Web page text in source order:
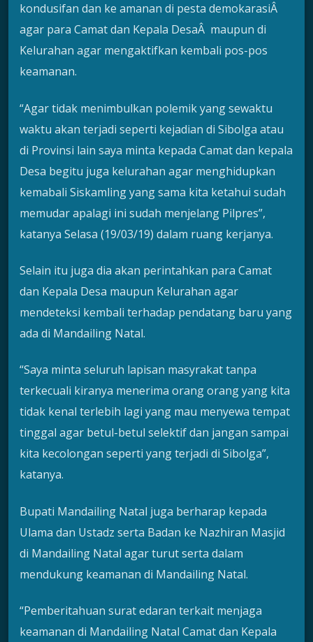
kondusifan dan ke amanan di pesta demokarasiÂ
agar para Camat dan Kepala DesaÂ maupun di
Kelurahan agar mengaktifkan kembali pos-pos
keamanan.
“Agar tidak menimbulkan polemik yang sewaktu
waktu akan terjadi seperti kejadian di Sibolga atau
di Provinsi lain saya minta kepada Camat dan kepala
Desa begitu juga kelurahan agar menghidupkan
kemabali Siskamling yang sama kita ketahui sudah
memudar apalagi ini sudah menjelang Pilpres”,
katanya Selasa (19/03/19) dalam ruang kerjanya.
Selain itu juga dia akan perintahkan para Camat
dan Kepala Desa maupun Kelurahan agar
mendeteksi kembali terhadap pendatang baru yang
ada di Mandailing Natal.
“Saya minta seluruh lapisan masyrakat tanpa
terkecuali kiranya menerima orang orang yang kita
tidak kenal terlebih lagi yang mau menyewa tempat
tinggal agar betul-betul selektif dan jangan sampai
kita kecolongan seperti yang terjadi di Sibolga”,
katanya.
Bupati Mandailing Natal juga berharap kepada
Ulama dan Ustadz serta Badan ke Nazhiran Masjid
di Mandailing Natal agar turut serta dalam
mendukung keamanan di Mandailing Natal.
“Pemberitahuan surat edaran terkait menjaga
keamanan di Mandailing Natal Camat dan Kepala